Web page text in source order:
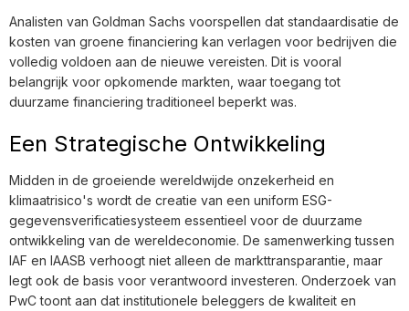
Analisten van Goldman Sachs voorspellen dat standaardisatie de
kosten van groene financiering kan verlagen voor bedrijven die
volledig voldoen aan de nieuwe vereisten. Dit is vooral
belangrijk voor opkomende markten, waar toegang tot
duurzame financiering traditioneel beperkt was.
Een Strategische Ontwikkeling
Midden in de groeiende wereldwijde onzekerheid en
klimaatrisico's wordt de creatie van een uniform ESG-
gegevensverificatiesysteem essentieel voor de duurzame
ontwikkeling van de wereldeconomie. De samenwerking tussen
IAF en IAASB verhoogt niet alleen de markttransparantie, maar
legt ook de basis voor verantwoord investeren. Onderzoek van
PwC toont aan dat institutionele beleggers de kwaliteit en